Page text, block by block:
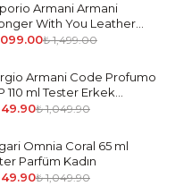
27%
Armani Armani
With You Leather
100 ml Mağaza Ürün Man
₺ 1,499.00
38% Armani Code Profumo
110 ml Tester Erkek
₺ 1,049.90
38%Omnia Coral 65 ml
Parfüm Kadın
₺ 1,049.90